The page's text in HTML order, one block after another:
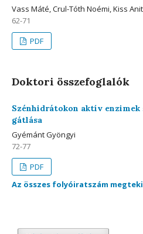
Vass Máté, Crul-Tóth Noémi, Kiss
62-71
PDF
Doktori összefoglalók
Szénhidrátokon aktív
gátlása
Gyémánt Gyöngyi
72-77
PDF
Az összes folyóiratszám